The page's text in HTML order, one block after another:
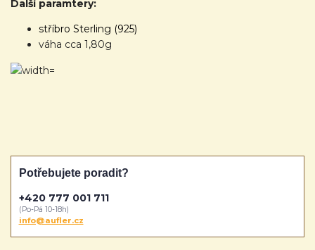
Další paramtery:
stříbro Sterling (925)
váha cca 1,80g
Potřebujete poradit?
+420 777 001 711
(Po-Pá 10-18h)
info@aufler.cz